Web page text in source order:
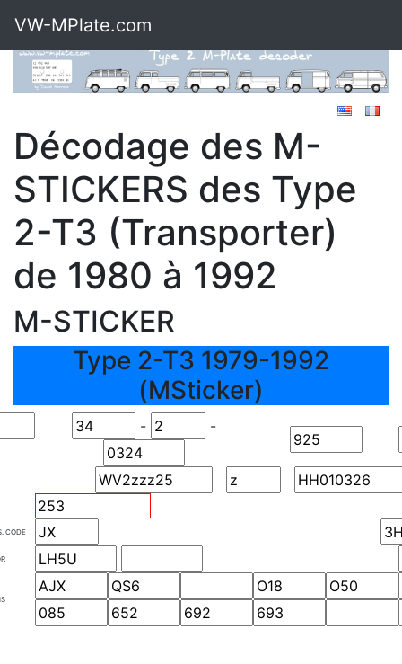
VW-MPlate.com
Décodage des M-
STICKERS des Type
2-T3 (Transporter)
de 1980 à 1992
M-STICKER
Type 2-T3 1979-1992
(MSticker)
- -
CODE